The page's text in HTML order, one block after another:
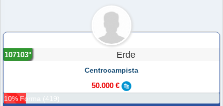
Erde
107103°
Centrocampista
50.000 €
10% Forma (419)